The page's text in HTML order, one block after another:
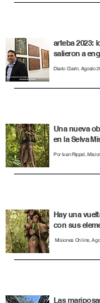
arteba 2023:
salieron a
Diario Clarín, Agosto
Una nueva
en la Selva
Por Ivan Rippel,
Hay una
con sus
Misiones On line,
Las